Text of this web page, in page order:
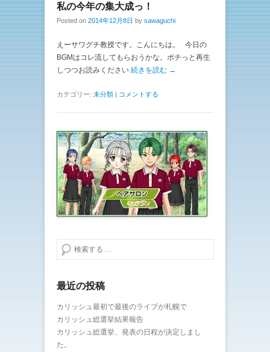
私の今年の集大成っ！
Posted on 2014年12月8日 by sawaguchi
えーサワグチ教授です。こんにちは。 今日の
BGMはコレ流してもらおうかな。ポチっと再生
しつつお読みください 続きを読む →
カテゴリー: 未分類 コメントする
検索する
最近の投稿
カリッシュ最初で最後のライブが札幌で
カリッシュ総選挙結果報告
カリッシュ総選挙、発表の日程が決定しまし
た。